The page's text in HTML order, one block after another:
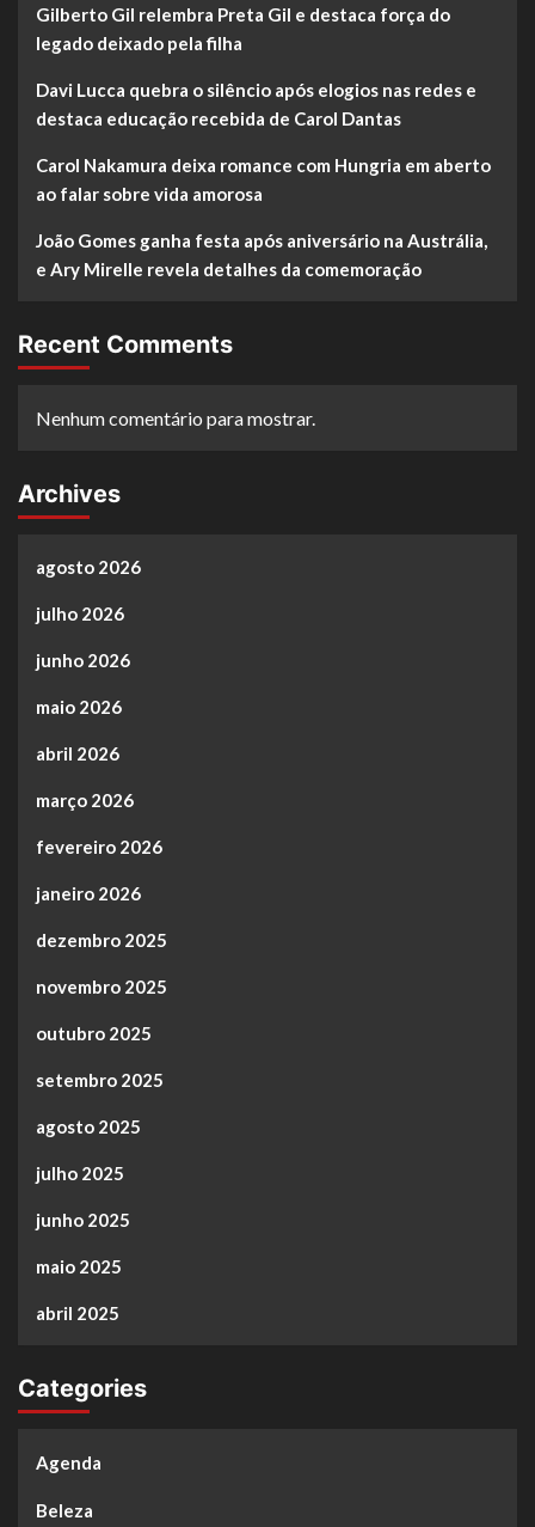
Gilberto Gil relembra Preta Gil e destaca força do
legado deixado pela filha
Davi Lucca quebra o silêncio após elogios nas redes e
destaca educação recebida de Carol Dantas
Carol Nakamura deixa romance com Hungria em aberto
ao falar sobre vida amorosa
João Gomes ganha festa após aniversário na Austrália,
e Ary Mirelle revela detalhes da comemoração
Recent Comments
Nenhum comentário para mostrar.
Archives
agosto 2026
julho 2026
junho 2026
maio 2026
abril 2026
março 2026
fevereiro 2026
janeiro 2026
dezembro 2025
novembro 2025
outubro 2025
setembro 2025
agosto 2025
julho 2025
junho 2025
maio 2025
abril 2025
Categories
Agenda
Beleza